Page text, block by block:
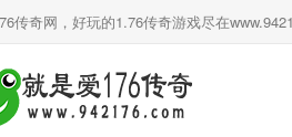
传奇网，好玩的1.76传奇游戏尽在